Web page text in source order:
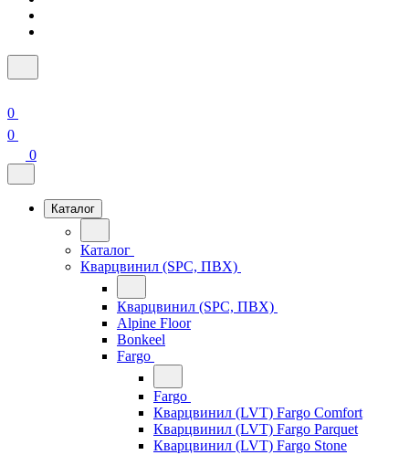
0
0
0
Каталог
Каталог
Кварцвинил (SPC, ПВХ)
Кварцвинил (SPC, ПВХ)
Alpine Floor
Bonkeel
Fargo
Fargo
Кварцвинил (LVT) Fargo Comfort
Кварцвинил (LVT) Fargo Parquet
Кварцвинил (LVT) Fargo Stone